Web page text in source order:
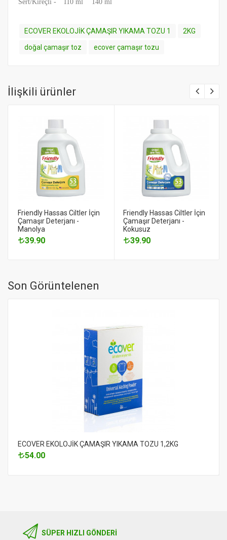
Sert/Kireçli - 110 ml 140 ml
ECOVER EKOLOJİK ÇAMAŞIR YIKAMA TOZU 1
2KG
doğal çamaşır toz
ecover çamaşır tozu
İlişkili ürünler
Friendly Hassas Ciltler İçin
Çamaşır Deterjanı -
Manolya
39.90
Friendly Hassas Ciltler İçin
Çamaşır Deterjanı -
Kokusuz
39.90
Son Görüntelenen
ECOVER EKOLOJİK ÇAMAŞIR YIKAMA TOZU 1,2KG
54.00
SÜPER HIZLI GÖNDERI